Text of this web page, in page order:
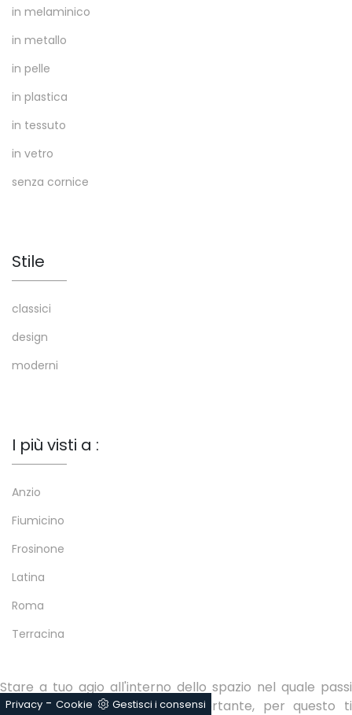
in melaminico
in metallo
in pelle
in plastica
in tessuto
in vetro
senza cornice
Stile
classici
design
moderni
I più visti a :
Anzio
Fiumicino
Frosinone
Latina
Roma
Terracina
Stare a tuo agio all'interno dello spazio nel quale passi
parte del giorno è molto importante, per questo ti
Privacy - Cookie Gestisci i consensi